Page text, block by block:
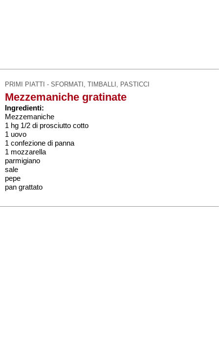
PRIMI PIATTI - SFORMATI, TIMBALLI, PASTICCI
Mezzemaniche gratinate
Ingredienti:
Mezzemaniche
1 hg 1/2 di prosciutto cotto
1 uovo
1 confezione di panna
1 mozzarella
parmigiano
sale
pepe
pan grattato